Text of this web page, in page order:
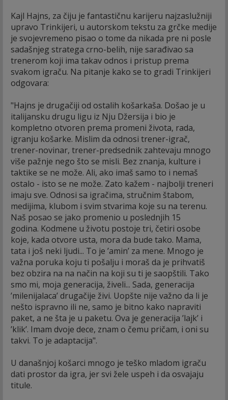
Kajl Hajns, za čiju je fantastičnu karijeru najzaslužniji
upravo Trinkijeri, u autorskom tekstu za grčke medije
je svojevremeno pisao o tome da nikada pre ni posle
sadašnjeg stratega crno-belih, nije sarađivao sa
trenerom koji ima takav odnos i pristup prema
svakom igraču. Na pitanje kako se to gradi Trinkijeri
odgovara:
"Hajns je drugačiji od ostalih košarkaša. Došao je u
italijansku drugu ligu iz Nju Džersija i bio je
kompletno otvoren prema promeni života, rada,
igranju košarke. Mislim da odnosi trener-igrač,
trener-novinar, trener-predsednik zahtevaju mnogo
više pažnje nego što se misli. Bez znanja, kulture i
taktike se ne može. Ali, ako imaš samo to i nemaš
ostalo - isto se ne može. Zato kažem - najbolji treneri
imaju sve. Odnosi sa igračima, stručnim štabom,
medijima, klubom i svim stvarima koje su na terenu.
Naš posao se jako promenio u poslednjih 15
godina. Kodmene u životu postoje tri, četiri osobe
koje, kada otvore usta, mora da bude tako. Mama,
tata i još neki ljudi... To je ’amin’ za mene. Mnogo je
važna poruka koju ti pošalju i moraš da je prihvatiš
bez obzira na na način na koji su ti je saopštili. Tako
smo mi, moja generacija, živeli... Sada, generacija
’milenijalaca’ drugačije živi. Uopšte nije važno da li je
nešto ispravno ili ne, samo je bitno kako napraviti
paket, a ne šta je u paketu. Ova je generacija ’lajk’ i
’klik’. Imam dvoje dece, znam o čemu pričam, i oni su
takvi. To je adaptacija".
U današnjoj košarci mnogo je teško mladom igraču
dati prostor da igra, jer svi žele uspeh i da osvajaju
titule.